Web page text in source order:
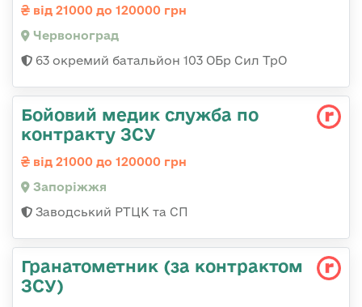
від 21000 до 120000 грн
Червоноград
63 окремий батальйон 103 ОБр Сил ТрО
Бойовий медик служба по
контракту ЗСУ
від 21000 до 120000 грн
Запоріжжя
Заводський РТЦК та СП
Гранатометник (за контрактом
ЗСУ)